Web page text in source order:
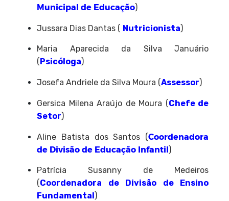
Municipal de Educação)
Jussara Dias Dantas ( Nutricionista)
Maria Aparecida da Silva Januário
(Psicóloga)
Josefa Andriele da Silva Moura (Assessor)
Gersica Milena Araújo de Moura (Chefe de
Setor)
Aline Batista dos Santos (Coordenadora
de Divisão de Educação Infantil)
Patrícia Susanny de Medeiros
(Coordenadora de Divisão de Ensino
Fundamental)